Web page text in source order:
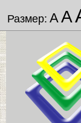
Размер: АА